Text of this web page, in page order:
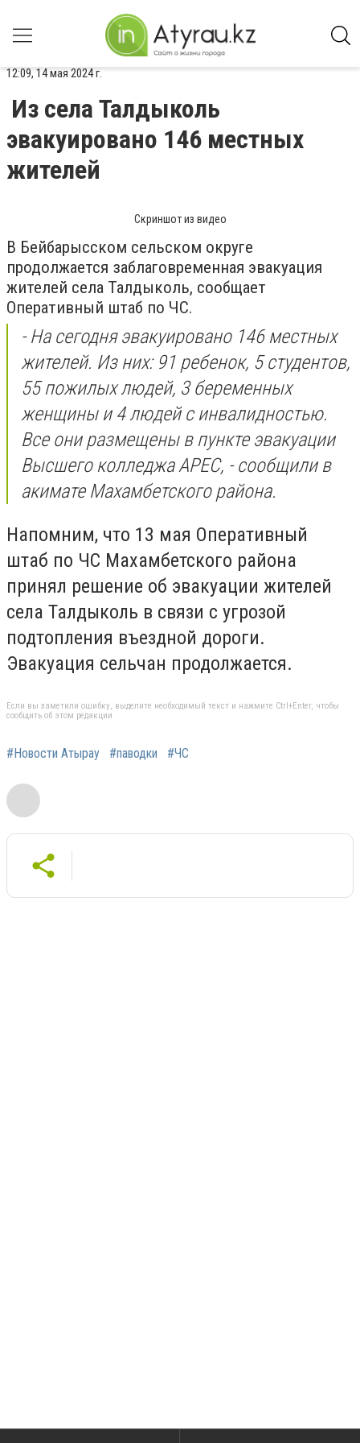
12:09, 14 мая 2024 г.
Из села Талдыколь
эвакуировано 146 местных
жителей
Скриншот из видео
В Бейбарысском сельском округе
продолжается заблаговременная эвакуация
жителей села Талдыколь, сообщает
Оперативный штаб по ЧС.
- На сегодня эвакуировано 146 местных
жителей. Из них: 91 ребенок, 5 студентов,
55 пожилых людей, 3 беременных
женщины и 4 людей с инвалидностью.
Все они размещены в пункте эвакуации
Высшего колледжа APEC, - сообщили в
акимате Махамбетского района.
Напомним, что 13 мая Оперативный
штаб по ЧС Махамбетского района
принял решение об эвакуации жителей
села Талдыколь в связи с угрозой
подтопления въездной дороги.
Эвакуация сельчан продолжается.
Если вы заметили ошибку, выделите необходимый текст и нажмите Ctrl+Enter, чтобы
сообщить об этом редакции
#Новости Атырау #паводки #ЧС